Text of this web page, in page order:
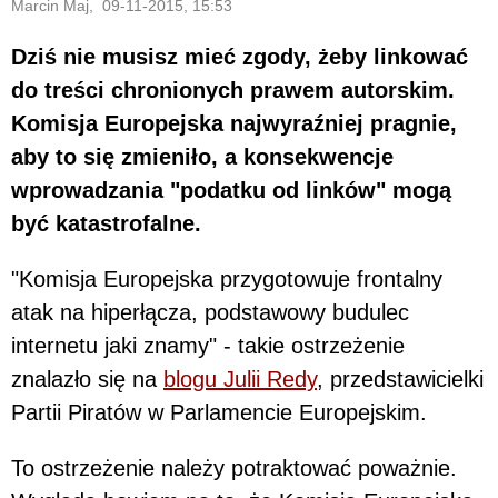
Marcin Maj, 09-11-2015, 15:53
Dziś nie musisz mieć zgody, żeby linkować
do treści chronionych prawem autorskim.
Komisja Europejska najwyraźniej pragnie,
aby to się zmieniło, a konsekwencje
wprowadzania "podatku od linków" mogą
być katastrofalne.
"Komisja Europejska przygotowuje frontalny
atak na hiperłącza, podstawowy budulec
internetu jaki znamy" - takie ostrzeżenie
znalazło się na blogu Julii Redy, przedstawicielki
Partii Piratów w Parlamencie Europejskim.
To ostrzeżenie należy potraktować poważnie.